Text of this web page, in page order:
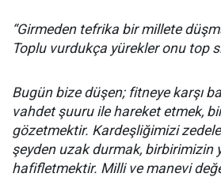
“Girmeden tefrika bir millete
Toplu vurdukça yürekler onu top
Bugün bize düşen; fitneye karşı
vahdet şuuru ile hareket etmek,
gözetmektir. Kardeşliğimizi
şeyden uzak durmak, birbirimizin
hafifletmektir. Milli ve manevi